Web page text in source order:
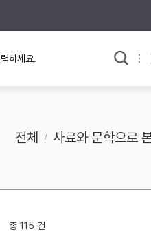
사료와 문학으로 본
고대
조선 후기
전체 사료와 문학으로
총 115 건